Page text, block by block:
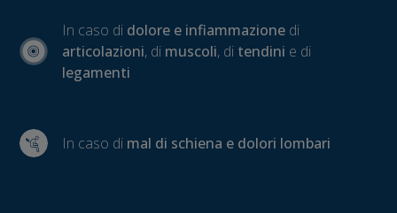
In caso di dolore e infiammazione di
articolazioni, di muscoli, di tendini e di
legamenti
In caso di mal di schiena e dolori lombari